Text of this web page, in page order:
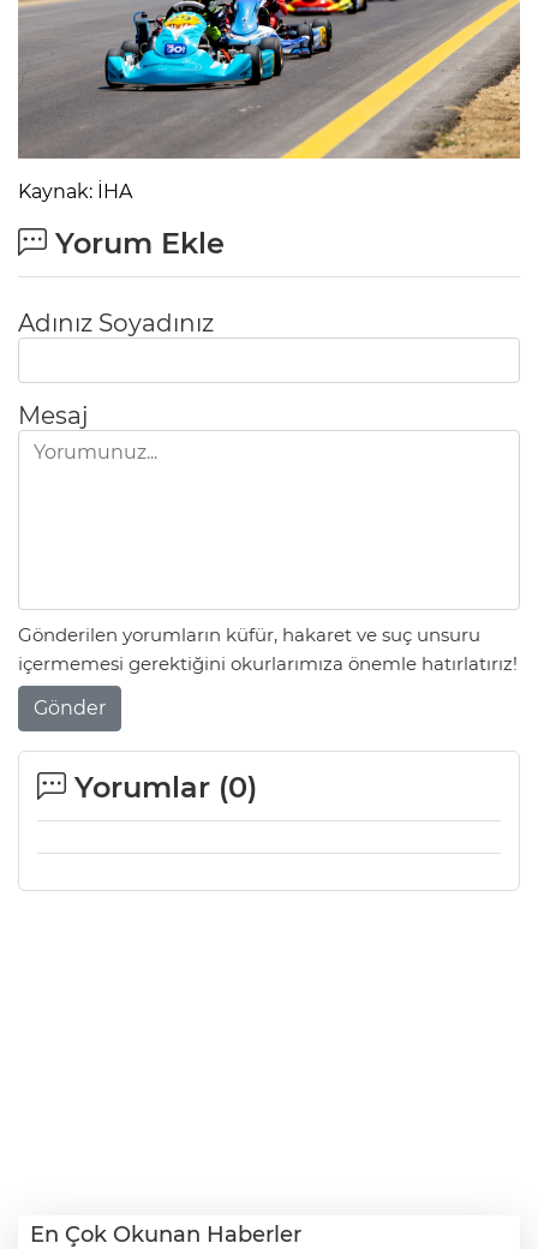
Kaynak: İHA
Yorum Ekle
Adınız Soyadınız
Mesaj
Gönderilen yorumların küfür, hakaret ve suç unsuru
içermemesi gerektiğini okurlarımıza önemle hatırlatırız!
Gönder
Yorumlar (0)
En Çok Okunan Haberler